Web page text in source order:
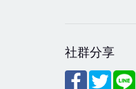
社群分享